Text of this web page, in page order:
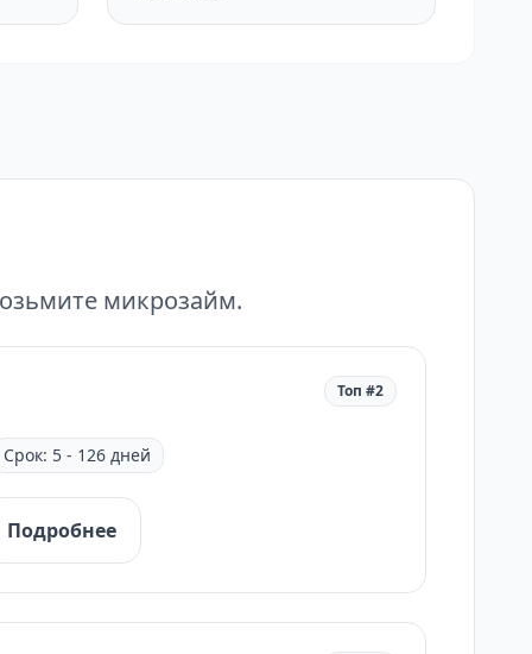
микрозайм.
Топ #2
Срок: 5 - 126 дней
Подробнее